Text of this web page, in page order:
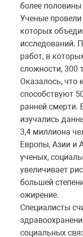
более половины
Ученые
которых
исследований.
работ, в
сложности, 300
Оказалось, что
способствуют
ранней смерти.
изучались
3,4 миллиона
Европы, Азии и
ученых,
увеличивает
большей
ожирение.
Специалисты
социальных